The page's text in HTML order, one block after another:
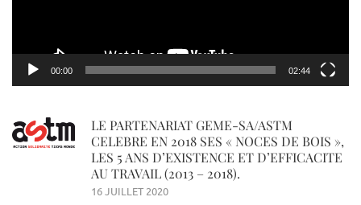
00:00 02:44
LE PARTENARIAT GEME-SA/ASTM
CELEBRE EN 2018 SES « NOCES DE BOIS »,
LES 5 ANS D’EXISTENCE ET D’EFFICACITE
AU TRAVAIL (2013 – 2018).
16 JUILLET 2020